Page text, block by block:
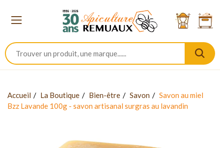
Accueil La Boutique Bien-être Savon
Savon au miel
Bzz Lavande 100g - savon artisanal surgras au lavandin